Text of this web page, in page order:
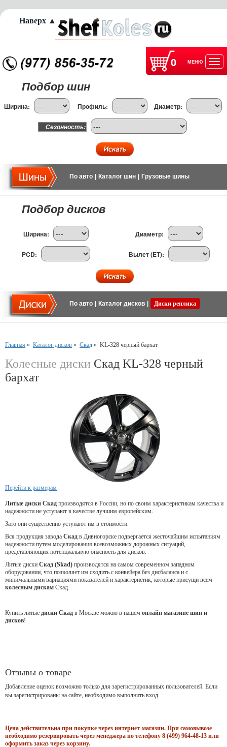
0 МЕНЮ
Подбор шин
Ширина: Профиль: Диаметр:
Сезонность:
По авто Каталог шин Грузовые шины
Подбор дисков
Ширина: Диаметр:
PCD: Вылет (ET):
По авто Каталог дисков Диски реплика
Главная » Каталог дисков » Скад » KL-328 черный бархат
Колесные диски Скад KL-328 черный
бархат
Перейти к размерам
Литые диски Скад производятся в России, но по своим характеристикам качества и
надежности не уступают в качестве лучшим европейским.
Зато они существенно уступают им в стоимости.
Вся продукция завода Скад в Дивногорске подвергается жесточайшим испытаниям
надежности путем моделирования всевозможных дорожных ситуаций,
представляющих потенциальную опасность для дисков.
Литые диски Скад (Skad) производятся на самом современном западном
оборудовании, что позволяет им сходить с конвейера без дисбаланса и с
минимальными вариациями показателей и характеристик, которые присущи всем
колесным дискам Скад.
Купить литые диски Скад в Москве можно в нашем онлайн магазине шин и
дисков!
Отзывы о товаре
Добавление оценок возможно только для зарегистрированных пользователей. Если
вы зарегистрированы на сайте, необходимо выполнить вход.
Цена действительна при покупке через интернет-магазин. При самовывозе
необходимо резервировать через менеджера по телефону 8 (499) 964-48-13 или
оформить заказ через корзину.
Наверх ▲